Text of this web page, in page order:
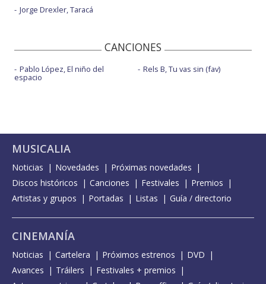
Jorge Drexler, Taracá
CANCIONES
Pablo López, El niño del
espacio
Rels B, Tu vas sin (fav)
MUSICALIA
Noticias Novedades
Próximas novedades
Discos históricos
Canciones Festivales
Premios
Artistas y grupos
Portadas Listas Guía / directorio
CINEMANÍA
Noticias Cartelera Próximos estrenos
DVD
Avances
Tráilers
Festivales + premios